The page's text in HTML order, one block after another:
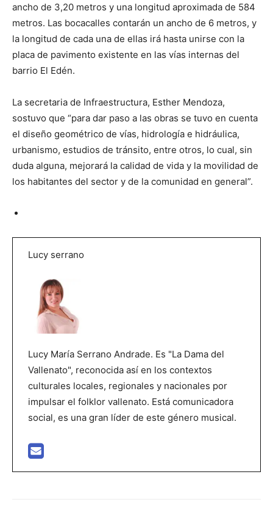
ancho de 3,20 metros y una longitud aproximada de 584
metros. Las bocacalles contarán un ancho de 6 metros, y
la longitud de cada una de ellas irá hasta unirse con la
placa de pavimento existente en las vías internas del
barrio El Edén.
La secretaria de Infraestructura, Esther Mendoza,
sostuvo que “para dar paso a las obras se tuvo en cuenta
el diseño geométrico de vías, hidrología e hidráulica,
urbanismo, estudios de tránsito, entre otros, lo cual, sin
duda alguna, mejorará la calidad de vida y la movilidad de
los habitantes del sector y de la comunidad en general”.
Lucy serrano
Lucy María Serrano Andrade. Es "La Dama del
Vallenato", reconocida así en los contextos
culturales locales, regionales y nacionales por
impulsar el folklor vallenato. Está comunicadora
social, es una gran líder de este género musical.